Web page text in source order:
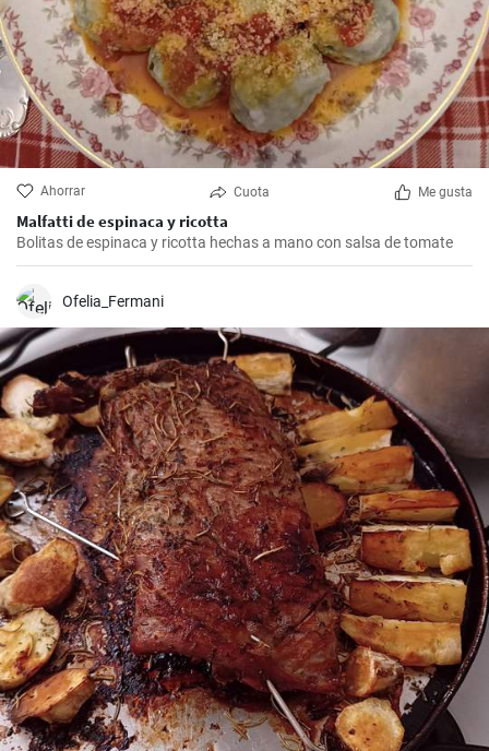
Ahorrar Cuota Me gusta
Malfatti de espinaca y ricotta
Bolitas de espinaca y ricotta hechas a mano con salsa de tomate
Ofelia_Fermani